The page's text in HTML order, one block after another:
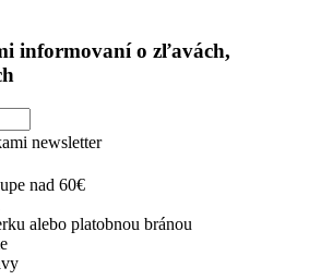
informovaní o zľavách,
newsletter
nad 60€
alebo platobnou bránou